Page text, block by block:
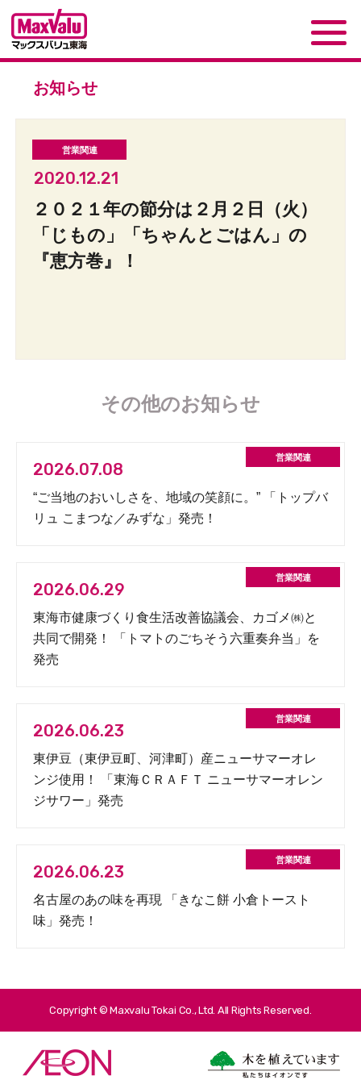
お知らせ
2020.12.21
２０２１年の節分は２月２日（火）
「じもの」「ちゃんとごはん」の
『恵方巻』！
その他のお知らせ
2026.07.08
“ご当地のおいしさを、地域の笑顔に。” 「トップバ
リュ こまつな／みずな」発売！
2026.06.29
東海市健康づくり食生活改善協議会、カゴメ㈱と
共同で開発！ 「トマトのごちそう六重奏弁当」を
発売
2026.06.23
東伊豆（東伊豆町、河津町）産ニューサマーオレ
ンジ使用！ 「東海ＣＲＡＦＴ ニューサマーオレン
ジサワー」発売
2026.06.23
名古屋のあの味を再現 「きなこ餅 小倉トースト
味」発売！
Copyright © Maxvalu Tokai Co., Ltd. All Rights Reserved.